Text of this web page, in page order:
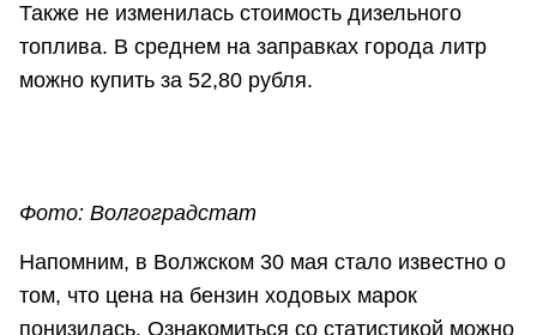
Также не изменилась стоимость дизельного
топлива. В среднем на заправках города литр
можно купить за 52,80 рубля.
Фото: Волгоградстат
Напомним, в Волжском 30 мая стало известно о
том, что цена на бензин ходовых марок
понизилась. Ознакомиться со статистикой можно